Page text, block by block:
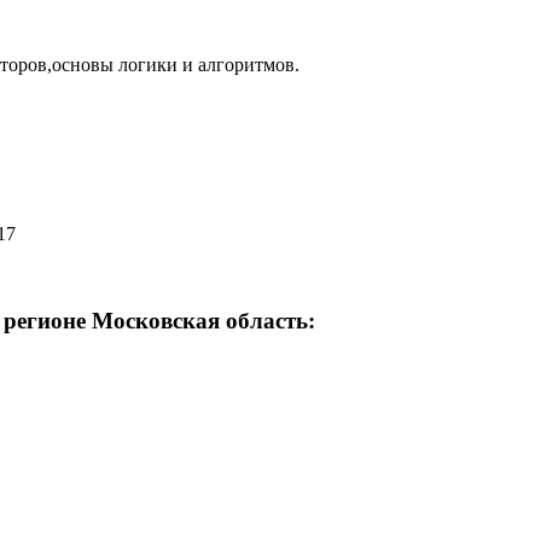
логики и алгоритмов.
Московская область: